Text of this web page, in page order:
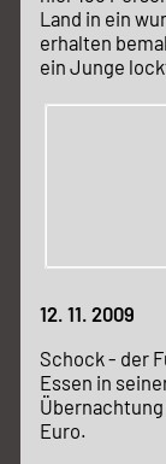
Land in ein
erhalten
ein Junge
12. 11. 2009
Schock - der
Essen in
Übernachtung
Euro.